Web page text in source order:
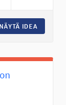
NÄYTÄ IDEA